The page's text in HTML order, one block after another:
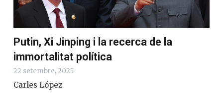
Putin, Xi Jinping i la recerca de la
immortalitat política
22 setembre, 2025
Carles López